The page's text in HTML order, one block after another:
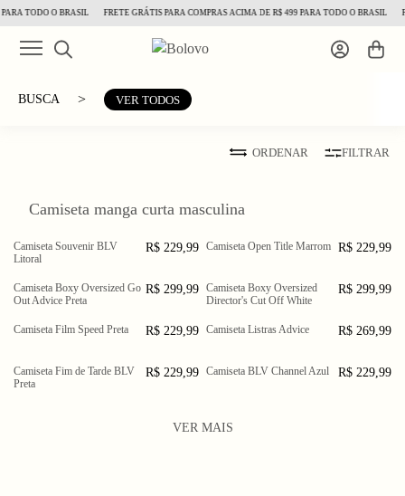
TODO O BRASIL FRETE GRÁTIS PARA COMPRAS ACIMA DE R$ 499 PARA TODO O BRASIL
BUSCA > VER TODOS
ORDENAR FILTRAR
Camiseta manga curta masculina
PP P
Camiseta Souvenir BLV
Litoral
R$ 229,99 PP P
M
Camiseta Open Title Marrom R$ 229,99
PP P
M
Camiseta Boxy Oversized Go
Out Advice Preta
R$ 299,99 PP P
Camiseta Boxy Oversized
Director's Cut Off White
R$ 299,99
PP P
Camiseta Film Speed Preta R$ 229,99 PP P
Camiseta Listras Advice R$ 269,99
PP P
M
Camiseta Fim de Tarde BLV
Preta
R$ 229,99 PP P
M
Camiseta BLV Channel Azul R$ 229,99
VER MAIS